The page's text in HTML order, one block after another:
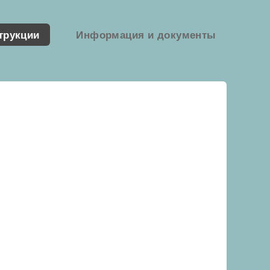
Информация и документы